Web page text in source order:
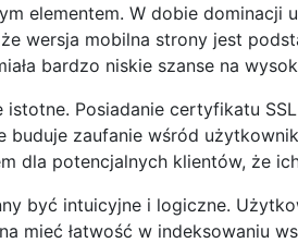
elementem. W dobie dominacji
wersja mobilna strony jest
bardzo niskie szanse na
Posiadanie certyfikatu
buduje zaufanie wśród
dla potencjalnych klientów, że
być intuicyjne i logiczne.
mieć łatwość w indeksowaniu